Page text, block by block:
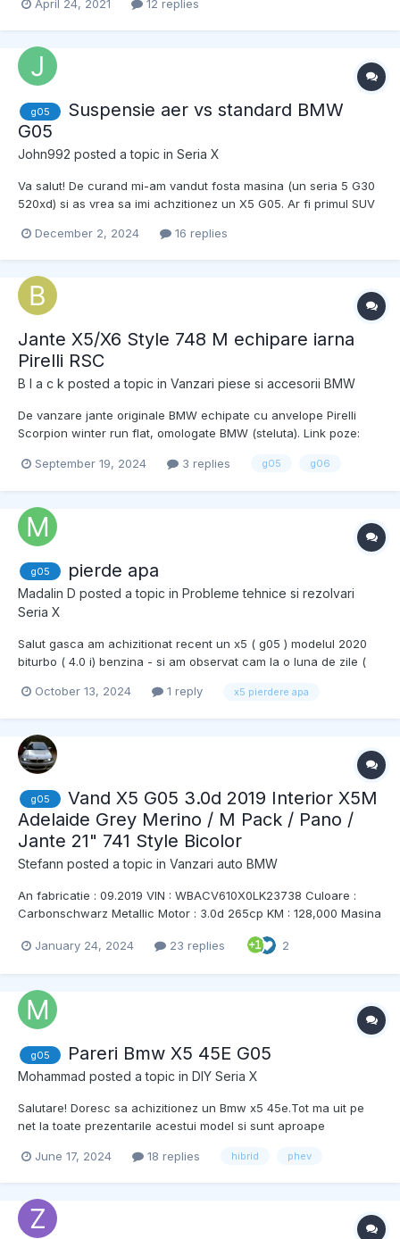
Atasari: Sent from my iPhone using Tapatalk
April 24, 2021 12 replies
g05
Suspensie aer vs standard BMW
G05
John992 posted a topic in Seria X
Va salut! De curand mi-am vandut fosta masina (un seria 5 G30
520xd) si as vrea sa imi achzitionez un X5 G05. Ar fi primul SUV
este atat de slaba in comparatie cu cea pe aer !? Cunoscutii mei
spun toti ca ar trebui sa iau o...
December 2, 2024 16 replies
Jante X5/X6 Style 748 M echipare iarna
Pirelli RSC
B l a c k posted a topic in Vanzari piese si accesorii BMW
De vanzare jante originale BMW echipate cu anvelope Pirelli
Scorpion winter run flat, omologate BMW (steluta). Link poze:
saptamana 35 2021 Rulate foarte putin Tinute in depozit in
September 19, 2024 3 replies g05 g06
g05 pierde apa
Madalin D posted a topic in Probleme tehnice si rezolvari
Seria X
Salut gasca am achizitionat recent un x5 ( g05 ) modelul 2020
biturbo ( 4.0 i) benzina - si am observat cam la o luna de zile (
1000km pierd 1- 1.5 litri apa am ajuns la reprezentanta efctiv mi a
October 13, 2024 1 reply x5 pierdere apa
g05
Vand X5 G05 3.0d 2019 Interior X5M
Adelaide Grey Merino / M Pack / Pano /
Jante 21" 741 Style Bicolor
Stefann posted a topic in Vanzari auto BMW
An fabricatie : 09.2019 VIN : WBACV610X0LK23738 Culoare :
Carbonschwarz Metallic Motor : 3.0d 265cp KM : 128,000 Masina
(pana la 100 000 doar reprezentanta si dupa la service autorizat
January 24, 2024 23 replies 2
g05 Pareri Bmw X5 45E G05
Mohammad posted a topic in DIY Seria X
Salutare! Doresc sa achizitionez un Bmw x5 45e.Tot ma uit pe
net la toate prezentarile acestui model si sunt aproape
exista. Se merita sa iau aceasta motorizare? (eu merg doar in
June 17, 2024 18 replies hibrid phev